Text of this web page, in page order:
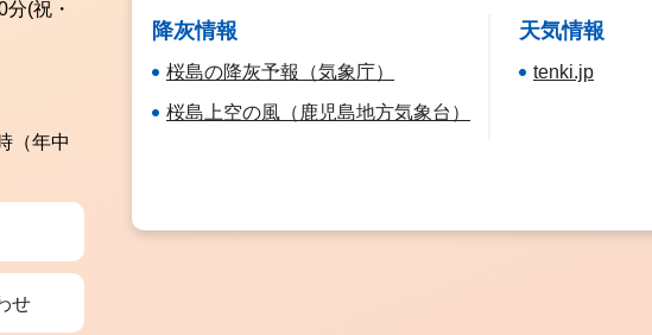
分(祝・
（年中
せ
降灰情報
桜島の降灰予報（気象庁）
桜島上空の風（鹿児島地方気象台）
天気情報
tenki.jp